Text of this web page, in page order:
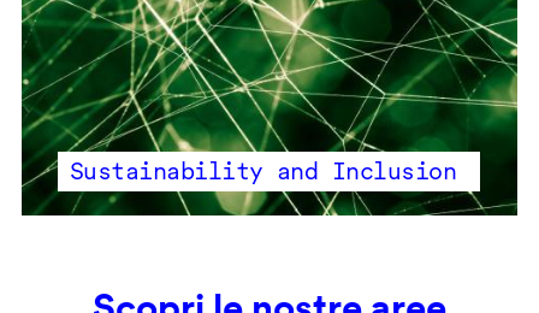
Sustainability and Inclusion